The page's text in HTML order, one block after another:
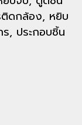
ดกล้อง, หยิบ
ร, ประกอบชิ้น